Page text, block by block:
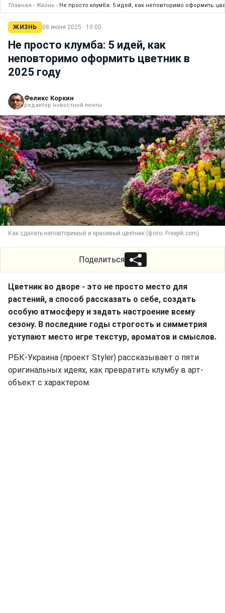
Главная › Жизнь › Не просто клумба: 5 идей, как неповторимо оформить
ЖИЗНЬ 08 июня 2025 · 10:00
Не просто клумба: 5 идей, как
неповторимо оформить цветник в
2025 году
Феликс Коркин
редактор новостной ленты
Как сделать неповторимый и красивый цветник (фото: Freepik.com)
Поделиться
Цветник во дворе - это не просто место для
растений, а способ рассказать о себе, создать
особую атмосферу и задать настроение всему
сезону. В последние годы строгость и симметрия
уступают место игре текстур, ароматов и смыслов.
РБК-Украина (проект Styler) рассказывает о пяти
оригинальных идеях, как превратить клумбу в арт-
объект с характером.